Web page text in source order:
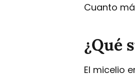
Cuanto
¿Qué
El micelio